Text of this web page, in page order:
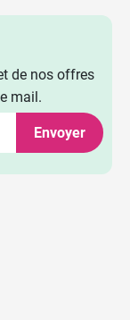
de nos offres
mail.
Envoyer